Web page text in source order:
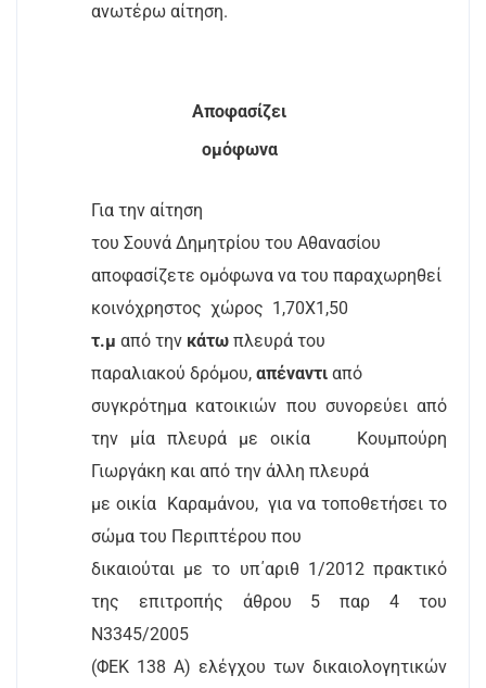
ανωτέρω αίτηση.
Αποφασίζει
ομόφωνα
Για την αίτηση
του Σουνά Δημητρίου του Αθανασίου
αποφασίζετε ομόφωνα να του παραχωρηθεί
κοινόχρηστος χώρος 1,70Χ1,50
τ.μ από την κάτω πλευρά του
παραλιακού δρόμου, απέναντι από
συγκρότημα κατοικιών που συνορεύει από
την μία πλευρά με οικία
Κουμπούρη
Γιωργάκη και από την άλλη πλευρά
με οικία Καραμάνου, για να τοποθετήσει το
σώμα του Περιπτέρου που
δικαιούται με το υπ΄αριθ 1/2012 πρακτικό
της επιτροπής άθρου 5 παρ 4 του
Ν3345/2005
(ΦΕΚ 138 Α) ελέγχου των δικαιολογητικών